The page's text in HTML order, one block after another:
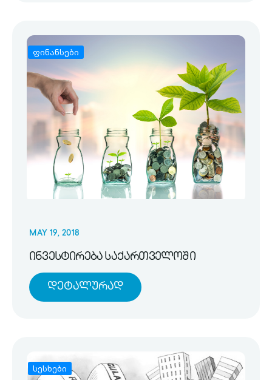
ფინანსები
MAY 19, 2018
ინვესტირება საქართველოში
Დეტალურად
სესხები